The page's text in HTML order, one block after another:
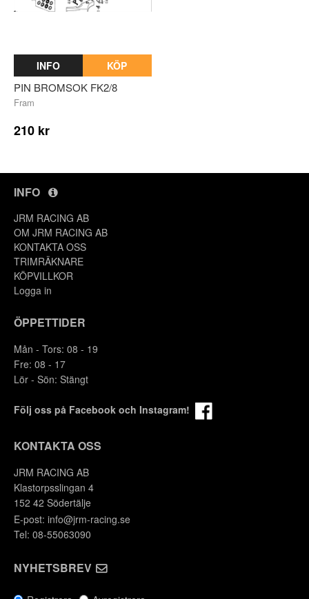
INFO KÖP
PIN BROMSOK FK2/8
Fram
210 kr
INFO
JRM RACING AB
OM JRM RACING AB
KONTAKTA OSS
TRIMRÄKNARE
KÖPVILLKOR
Logga in
ÖPPETTIDER
Mån - Tors: 08 - 19
Fre: 08 - 17
Lör - Sön: Stängt
Följ oss på Facebook och Instagram!
KONTAKTA OSS
JRM RACING AB
Klastorpsslingan 4
152 42 Södertälje
E-post: info@jrm-racing.se
Tel: 08-55063090
NYHETSBREV